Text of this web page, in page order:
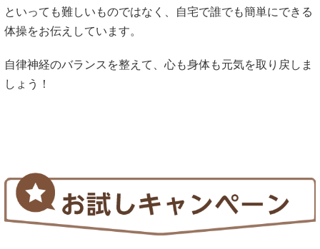
といっても難しいものではなく、自宅で誰でも簡単にできる
体操をお伝えしています。
自律神経のバランスを整えて、心も身体も元気を取り戻しま
しょう！